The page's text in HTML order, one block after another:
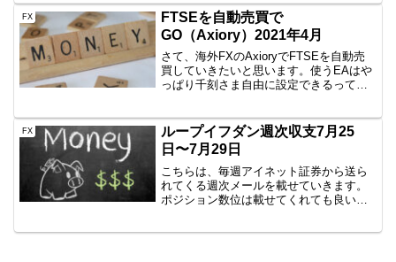
思いますので、公開です。AUD/JPY
B40 100...
FX
FTSEを自動売買で
GO（Axiory）2021年4月
さて、海外FXのAxioryでFTSEを自動売
買していきたいと思います。使うEAはや
っぱり千刻さま自由に設定できるって本
ということで、重宝しています。千刻は
こちらから買...
FX
ループイフダン週次収支7月25
日〜7月29日
こちらは、毎週アイネット証券から送ら
れてくる週次メールを載せていきます。
ポジション数位は載せてくれても良い気